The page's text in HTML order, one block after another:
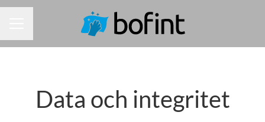
Data och integritet